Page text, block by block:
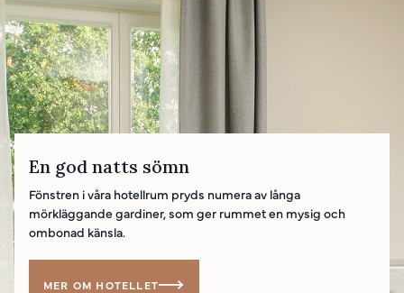
En god natts sömn
Fönstren i våra hotellrum pryds numera av långa
mörkläggande gardiner, som ger rummet en mysig och
ombonad känsla.
MER OM HOTELLET